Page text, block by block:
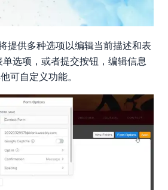
提供多种选项以编辑当前描述和表
选项，或者提交按钮，编辑信息
可自定义功能。